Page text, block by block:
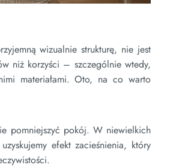
wizualnie strukturę, nie jest
niż korzyści – szczególnie wtedy,
materiałami. Oto, na co warto
pomniejszyć pokój. W niewielkich
efekt zacieśnienia, który